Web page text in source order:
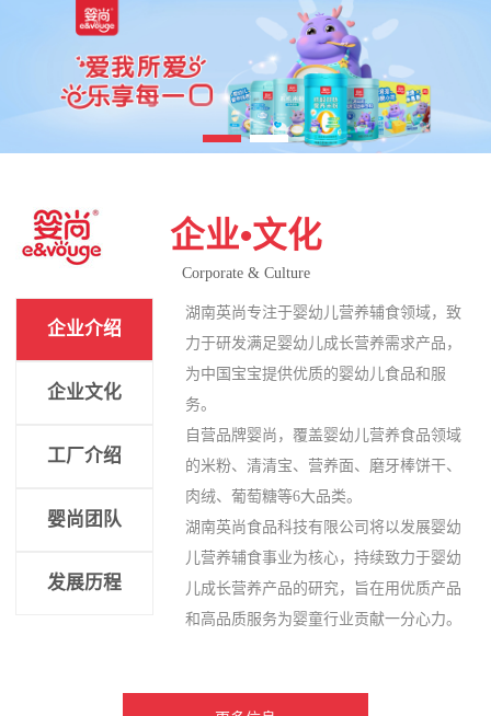
企业•文化
Corporate & Culture
企业介绍
企业文化
工厂介绍
婴尚团队
发展历程
湖南英尚专注于婴幼儿营养辅食领域，致
力于研发满足婴幼儿成长营养需求产品，
为中国宝宝提供优质的婴幼儿食品和服
务。
自营品牌婴尚，覆盖婴幼儿营养食品领域
的米粉、清清宝、营养面、磨牙棒饼干、
肉绒、葡萄糖等6大品类。
湖南英尚食品科技有限公司将以发展婴幼
儿营养辅食事业为核心，持续致力于婴幼
儿成长营养产品的研究，旨在用优质产品
和高品质服务为婴童行业贡献一分心力。